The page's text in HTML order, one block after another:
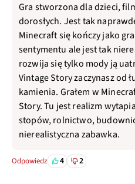
Gra stworzona dla dzieci,
dorosłych. Jest tak
Minecraft się kończy jako
sentymentu ale jest tak
rozwija się tylko mody ją
Vintage Story zaczynasz od
kamienia. Grałem w
Story. Tu jest realizm
stopów, rolnictwo,
nierealistyczna zabawka.
Odpowiedz 4 2